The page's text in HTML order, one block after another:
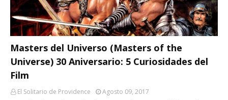
Masters del Universo (Masters of the
Universe) 30 Aniversario: 5 Curiosidades del
Film
El Solitario de Providence
Agosto 09, 2017